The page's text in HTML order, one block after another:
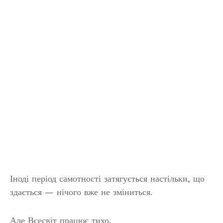
Іноді період самотності затягується настільки, що
здається — нічого вже не зміниться.
Але Всесвіт працює тихо.